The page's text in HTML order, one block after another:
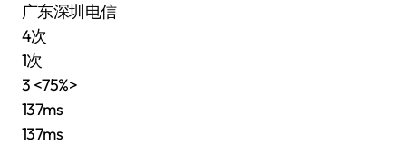
广东深圳电信
4次
1次
3 <75%>
137ms
137ms